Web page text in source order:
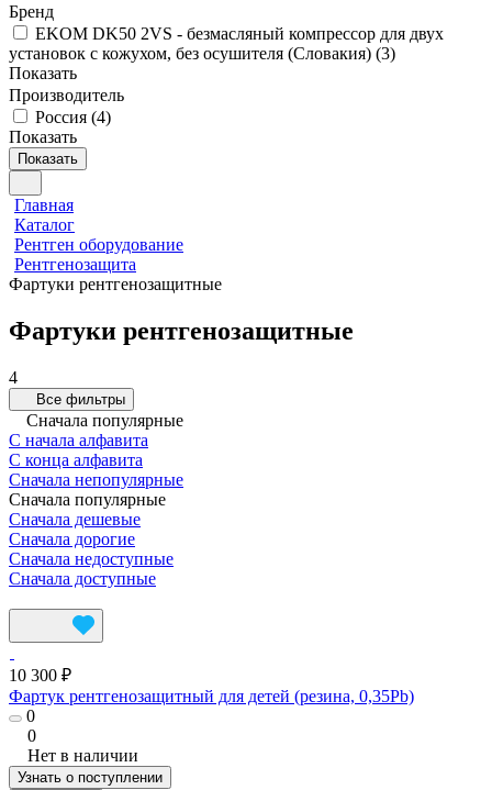
Бренд
EKOM DK50 2VS - безмасляный компрессор для двух
установок с кожухом, без осушителя (Словакия) (3)
Показать
Производитель
Россия (4)
Показать
Показать
Главная
Каталог
Рентген оборудование
Рентгенозащита
Фартуки рентгенозащитные
Фартуки рентгенозащитные
4
Все фильтры
Сначала популярные
С начала алфавита
С конца алфавита
Сначала непопулярные
Сначала популярные
Сначала дешевые
Сначала дорогие
Сначала недоступные
Сначала доступные
10 300 ₽
Фартук рентгенозащитный для детей (резина, 0,35Pb)
0
0
Нет в наличии
Узнать о поступлении